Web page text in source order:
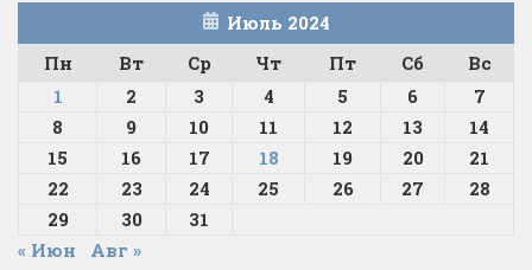
Июль 2024
Пн
Вт Ср Чт Пт Сб
Вс
1
2 3 4 5 6
7
8
9 10 11 12 13
14
15
16 17 18 19 20
21
22
23 24 25 26 27
28
29
30
31
« Июн
Авг »